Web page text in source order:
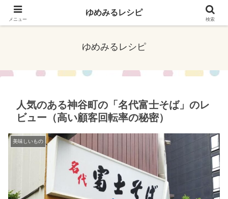
口コミやネットで話題のお店、イベント、アプリ、事件など最新のリアルな情
ゆめみるレシピ
人気のある神谷町の「名代富士そば」のレ
ビュー（高い顧客回転率の秘密）
美味しいもの
メニュー
ゆめみるレシピ
検索